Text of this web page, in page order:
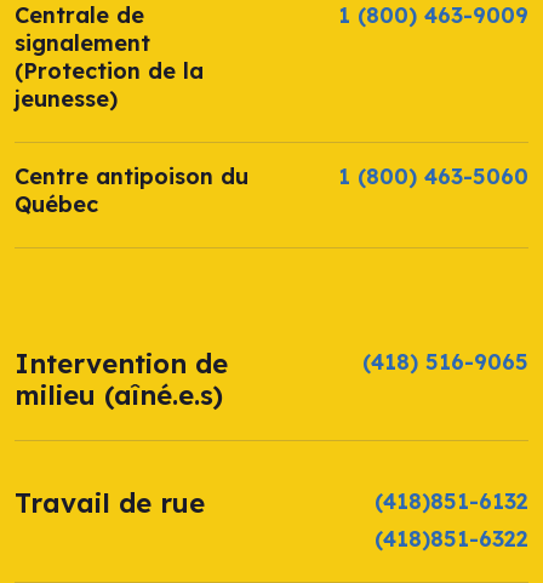
Centrale de
signalement
(Protection de la
jeunesse)
1 (800) 463-9009
Centre antipoison du
Québec
1 (800) 463-5060
Intervention de
milieu (aîné.e.s)
(418) 516-9065
Travail de rue
(418)851-6132
(418)851-6322